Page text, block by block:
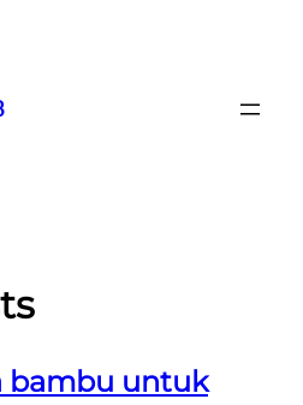
bambu untuk